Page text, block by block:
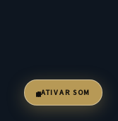
ATIVAR SOM